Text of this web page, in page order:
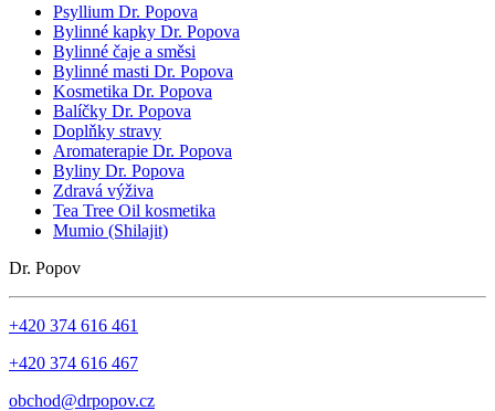
Psyllium Dr. Popova
Bylinné kapky Dr. Popova
Bylinné čaje a směsi
Bylinné masti Dr. Popova
Kosmetika Dr. Popova
Balíčky Dr. Popova
Doplňky stravy
Aromaterapie Dr. Popova
Byliny Dr. Popova
Zdravá výživa
Tea Tree Oil kosmetika
Mumio (Shilajit)
Dr. Popov
+420 374 616 461
+420 374 616 467
obchod@drpopov.cz